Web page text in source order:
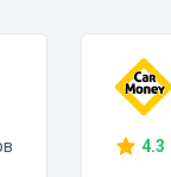
4.3